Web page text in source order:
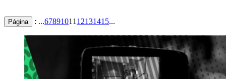
Página : ...67891011 12131415...